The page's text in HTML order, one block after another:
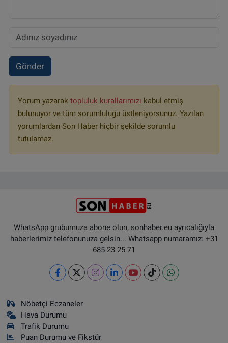
Gönder
Yorum yazarak topluluk kurallarımızı kabul etmiş
bulunuyor ve tüm sorumluluğu üstleniyorsunuz. Yazılan
yorumlardan Son Haber hiçbir şekilde sorumlu
tutulamaz.
WhatsApp grubumuza abone olun, sonhaber.eu ayrıcalığıyla
haberlerimiz telefonunuza gelsin... Whatsapp numaramız: +31
685 23 25 71
Nöbetçi Eczaneler
Hava Durumu
Trafik Durumu
Puan Durumu ve Fikstür